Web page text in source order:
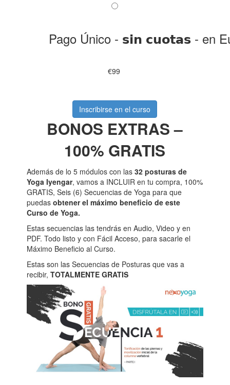
Pago Único - 𝘀𝗶𝗻 𝗰𝘂𝗼𝘁𝗮𝘀 - en
€99
Inscribirse en el curso
BONOS EXTRAS –
100% GRATIS
Además de lo 5 módulos con las 32 posturas de
Yoga Iyengar, vamos a INCLUIR en tu compra, 100%
GRATIS, Seis (6) Secuencias de Yoga para que
puedas obtener el máximo beneficio de este
Curso de Yoga.
Estas secuencias las tendrás en Audio, Video y en
PDF. Todo listo y con Fácil Acceso, para sacarle el
Máximo Beneficio al Curso.
Estas son las Secuencias de Posturas que vas a
recibir,TOTALMENTE GRATIS